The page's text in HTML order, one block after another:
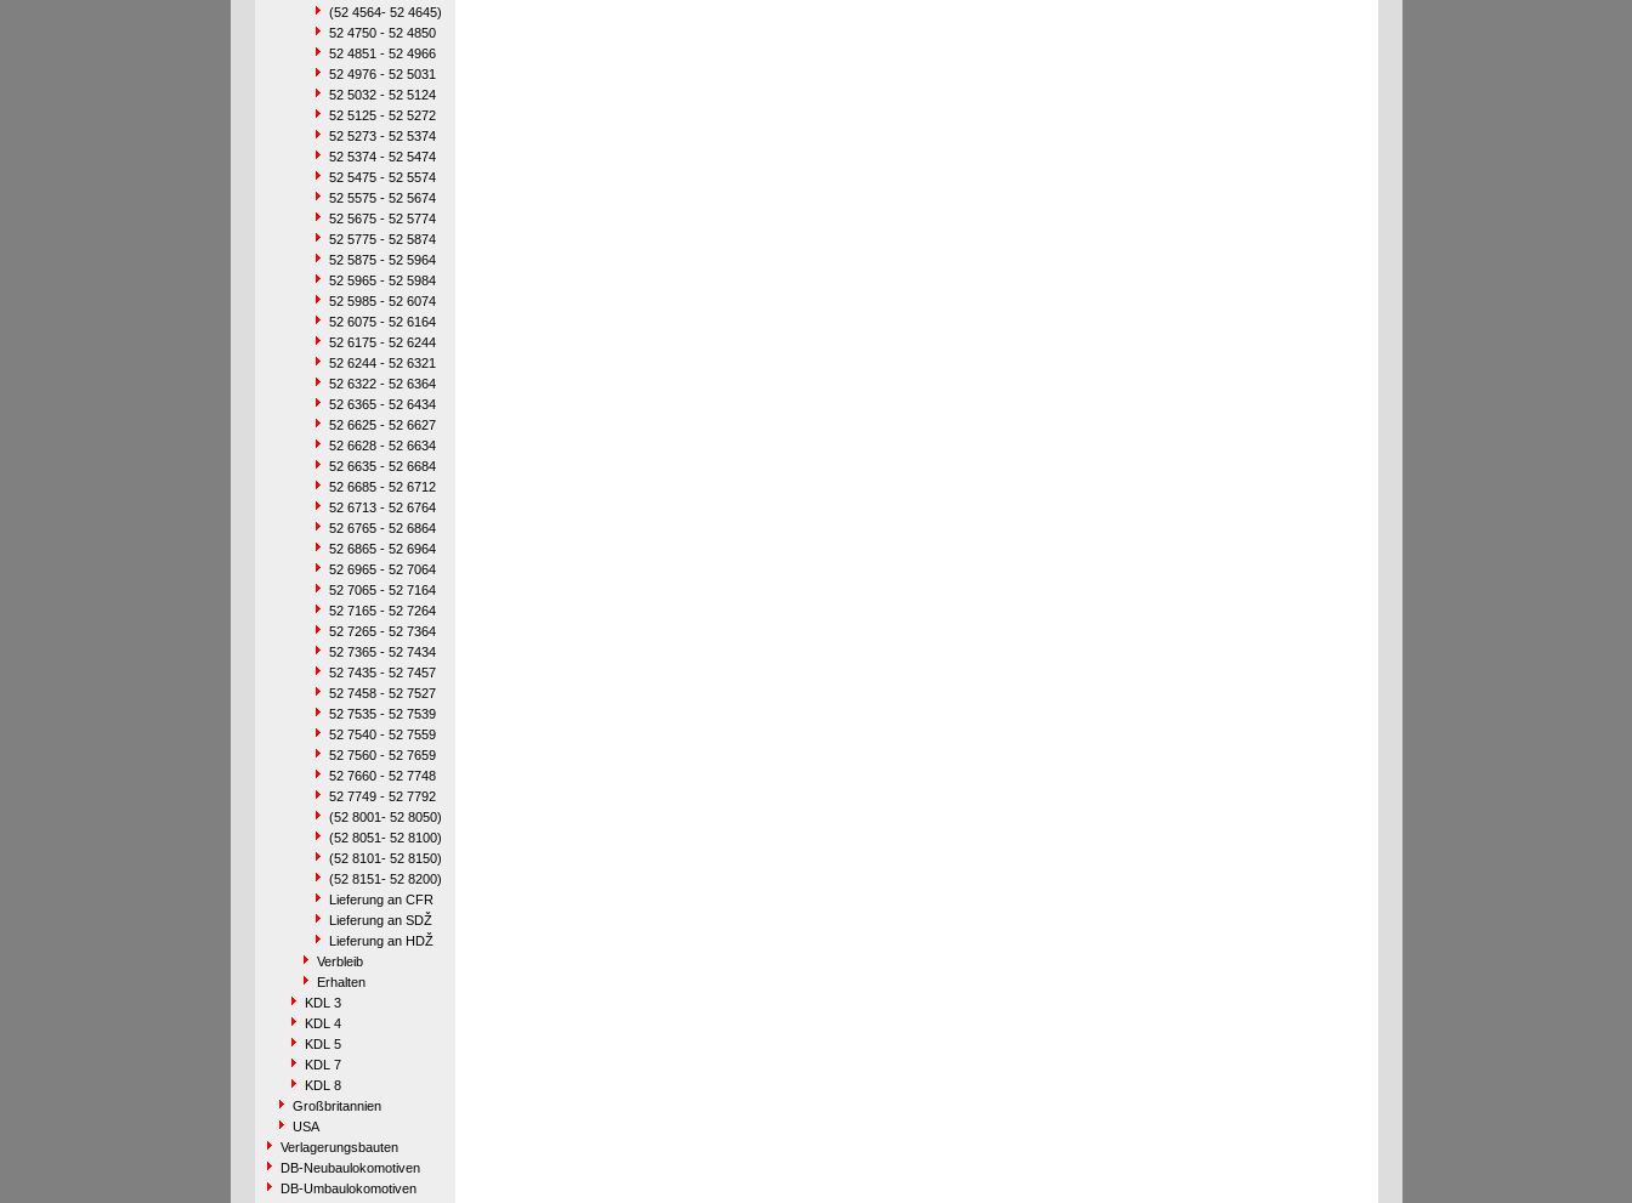
(52 4564- 52 4645)
52 4750 - 52 4850
52 4851 - 52 4966
52 4976 - 52 5031
52 5032 - 52 5124
52 5125 - 52 5272
52 5273 - 52 5374
52 5374 - 52 5474
52 5475 - 52 5574
52 5575 - 52 5674
52 5675 - 52 5774
52 5775 - 52 5874
52 5875 - 52 5964
52 5965 - 52 5984
52 5985 - 52 6074
52 6075 - 52 6164
52 6175 - 52 6244
52 6244 - 52 6321
52 6322 - 52 6364
52 6365 - 52 6434
52 6625 - 52 6627
52 6628 - 52 6634
52 6635 - 52 6684
52 6685 - 52 6712
52 6713 - 52 6764
52 6765 - 52 6864
52 6865 - 52 6964
52 6965 - 52 7064
52 7065 - 52 7164
52 7165 - 52 7264
52 7265 - 52 7364
52 7365 - 52 7434
52 7435 - 52 7457
52 7458 - 52 7527
52 7535 - 52 7539
52 7540 - 52 7559
52 7560 - 52 7659
52 7660 - 52 7748
52 7749 - 52 7792
(52 8001- 52 8050)
(52 8051- 52 8100)
(52 8101- 52 8150)
(52 8151- 52 8200)
Lieferung an CFR
Lieferung an SDŽ
Lieferung an HDŽ
Verbleib
Erhalten
KDL 3
KDL 4
KDL 5
KDL 7
KDL 8
Großbritannien
USA
Verlagerungsbauten
DB-Neubaulokomotiven
DB-Umbaulokomotiven